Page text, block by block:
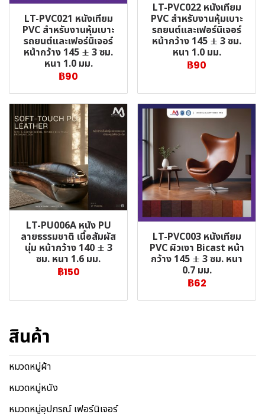
LT-PVC021 หนังเทียม
PVC สำหรับงานหุ้มเบาะ
รถยนต์และเฟอร์นิเจอร์
หน้ากว้าง 145 ± 3 ซม.
หนา 1.0 มม.
฿90
LT-PVC022 หนังเทียม
PVC สำหรับงานหุ้มเบาะ
รถยนต์และเฟอร์นิเจอร์
หน้ากว้าง 145 ± 3 ซม.
หนา 1.0 มม.
฿90
LT-PU006A หนัง PU
ลายธรรมชาติ เนื้อสัมผัส
นุ่ม หน้ากว้าง 140 ± 3
ซม. หนา 1.6 มม.
฿150
LT-PVC003 หนังเทียม
PVC ผิวเงา Bicast หน้า
กว้าง 145 ± 3 ซม. หนา
0.7 มม.
฿62
สินค้า
หมวดหมู่ผ้า
หมวดหมู่หนัง
หมวดหมู่อุปกรณ์ เฟอร์นิเจอร์